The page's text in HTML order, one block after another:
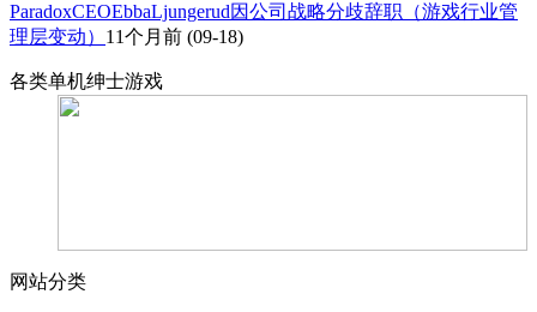
ParadoxCEOEbbaLjungerud因公司战略分歧辞职（游戏行业管
理层变动） 11个月前 (09-18)
各类单机绅士游戏
网站分类